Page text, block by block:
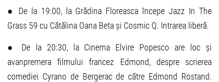
● De la 19:00, la Grădina Floreasca începe Jazz In The
Grass 59 cu Cătălina Oana Beta și Cosmic Q. Intrarea liberă.
● De la 20:30, la Cinema Elvire Popesco are loc și
avanpremera filmului francez Edmond, despre scrierea
comediei Cyrano de Bergerac de către Edmond Rostand.